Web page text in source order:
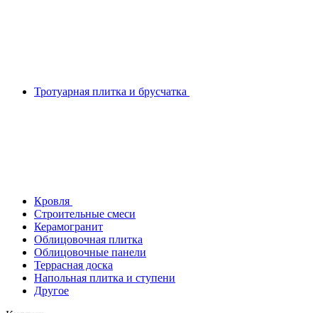
Тротуарная плитка и брусчатка
Кровля
Строительные смеси
Керамогранит
Облицовочная плитка
Облицовочные панели
Террасная доска
Напольная плитка и ступени
Другое